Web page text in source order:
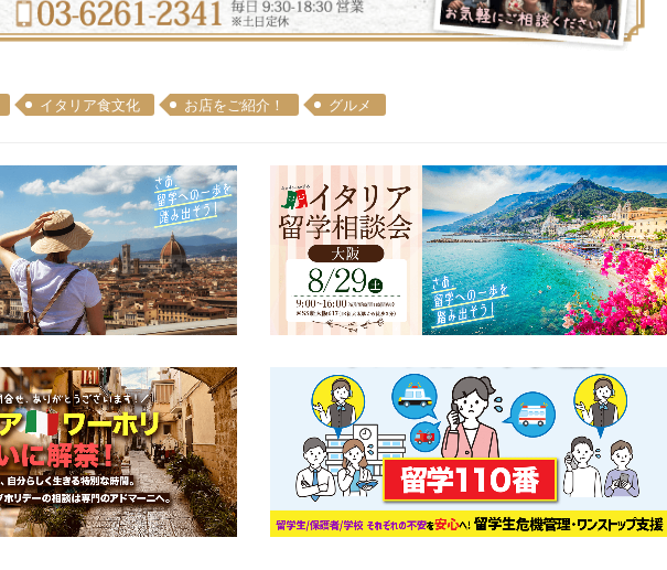
イタリア食文化 お店をご紹介！ グルメ